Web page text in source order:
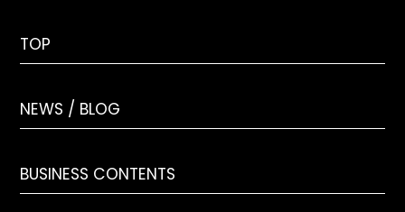
TOP
NEWS / BLOG
BUSINESS CONTENTS